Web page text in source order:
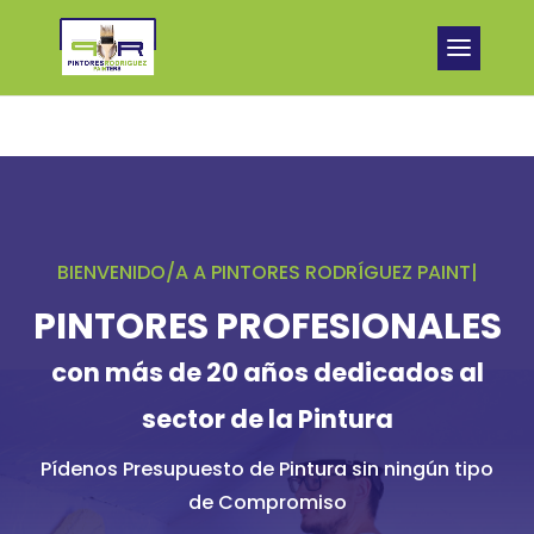
BIENVENIDO/A A PINTORES RO|
PINTORES PROFESIONALES
con más de 20 años dedicados al
sector de la Pintura
Pídenos Presupuesto de Pintura sin ningún tipo
de Compromiso